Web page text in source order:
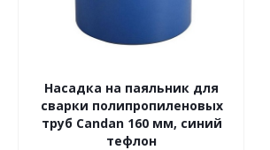
Насадка на паяльник для
сварки полипропиленовых
труб Candan 160 мм, синий
тефлон